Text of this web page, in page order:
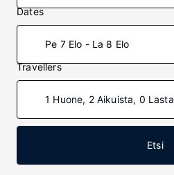
Dates
Pe 7 Elo - La 8 Elo
Travellers
1 Huone, 2 Aikuista, 0 Lasta
Etsi